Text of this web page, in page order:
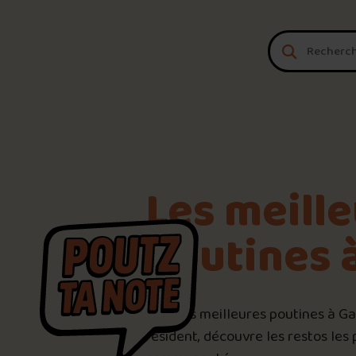
Les
poutines
Voici les meilleures poutines à
résident, découvre les restos
9.6/